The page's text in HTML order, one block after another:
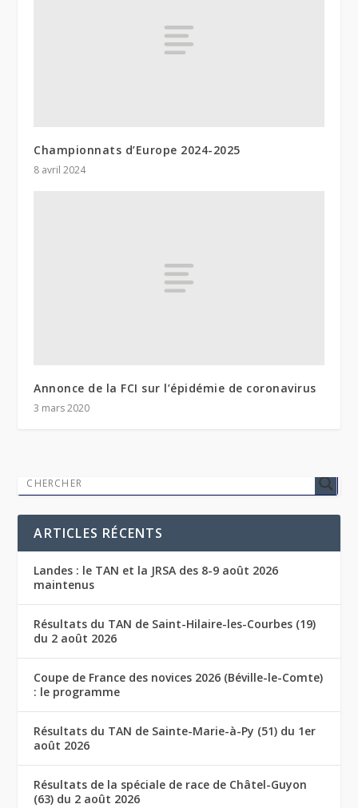
Championnats d’Europe 2024-2025
8 avril 2024
Annonce de la FCI sur l’épidémie de coronavirus
3 mars 2020
ARTICLES RÉCENTS
Landes : le TAN et la JRSA des 8-9 août 2026
maintenus
Résultats du TAN de Saint-Hilaire-les-Courbes (19)
du 2 août 2026
Coupe de France des novices 2026 (Béville-le-Comte)
: le programme
Résultats du TAN de Sainte-Marie-à-Py (51) du 1er
août 2026
Résultats de la spéciale de race de Châtel-Guyon
(63) du 2 août 2026